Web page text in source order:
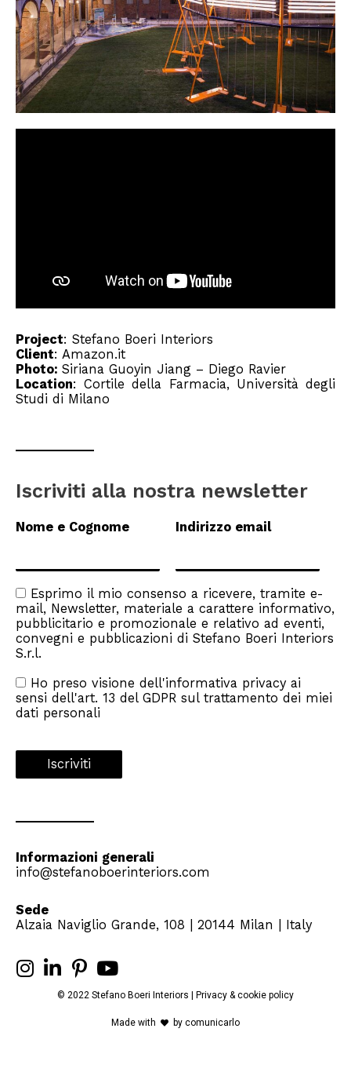
Project: Stefano Boeri Interiors
Client: Amazon.it
Photo: Siriana Guoyin Jiang – Diego Ravier
Location: Cortile della Farmacia, Università degli
Studi di Milano
Iscriviti alla nostra newsletter
Nome e Cognome Indirizzo email
Esprimo il mio consenso a ricevere, tramite e-
mail, Newsletter, materiale a carattere informativo,
pubblicitario e promozionale e relativo ad eventi,
convegni e pubblicazioni di Stefano Boeri Interiors
S.r.l.
Ho preso visione dell'informativa privacyai
sensi dell'art. 13 del GDPR sul trattamento dei miei
dati personali
Informazioni generali
info@stefanoboerinteriors.com
Sede
Alzaia Naviglio Grande, 108 | 20144 Milan | Italy
© 2022 Stefano Boeri Interiors | Privacy &cookie policy
Made with by comunicarlo